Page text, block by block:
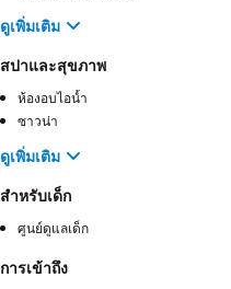
ดูเพิ่มเติม
สปาและสุขภาพ
ห้องอบไอน้ำ
ซาวน่า
ดูเพิ่มเติม
สำหรับเด็ก
ศูนย์ดูแลเด็ก
การเข้าถึง